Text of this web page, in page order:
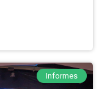
Informes